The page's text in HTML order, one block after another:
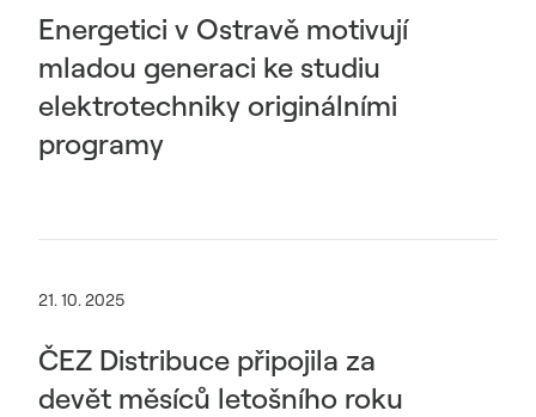
Energetici v Ostravě motivují
mladou generaci ke studiu
elektrotechniky originálními
programy
21. 10. 2025
ČEZ Distribuce připojila za
devět měsíců letošního roku